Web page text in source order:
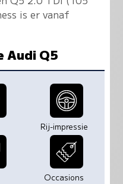
is er vanaf
Audi Q5
Rij-impressie
Occasions